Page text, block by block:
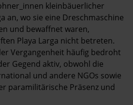
kleinbäuerlicher
an, wo sie eine Dreschmaschine
und bewaffnet waren,
Playa Larga nicht betreten.
Vergangenheit häufig bedroht
Gegend aktiv, obwohl die
und andere NGOs sowie
paramilitärische Präsenz und